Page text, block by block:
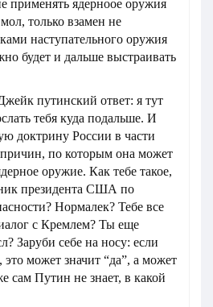
применять ядерноое оружия
только взамен не
наступательного оружия
будет и дальше выстраивать
путинский ответ: я тут
тебя куда подальше. И
доктрину России в части
по которым она может
оружие. Как тебе такое,
президента США по
Нормалек? Тебе все
с Кремлем? Ты еще
Заруби себе на носу: если
может значит “да”, а может
сам Путин не знает, в какой